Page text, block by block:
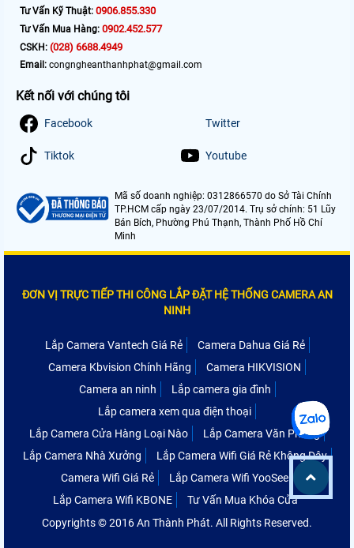
Tư Vấn Kỹ Thuật: 0906.855.330
Tư Vấn Mua Hàng: 0902.452.577
CSKH: (028) 6688.4949
Email: congngheanthanhphat@gmail.com
Kết nối với chúng tôi
Facebook Twitter
Tiktok Youtube
Mã số doanh nghiệp: 0312866570 do Sở Tài Chính
TP.HCM cấp ngày 23/07/2014. Trụ sở chính: 51 Lũy
Bán Bích, Phường Phú Thạnh, Thành Phố Hồ Chí
Minh
ĐƠN VỊ TRỰC TIẾP THI CÔNG LẮP ĐẶT HỆ THỐNG CAMERA AN
NINH
Lắp Camera Vantech Giá Rẻ
Camera Dahua Giá Rẻ
Camera Kbvision Chính Hãng
Camera HIKVISION
Camera an ninh
Lắp camera gia đình
Lắp camera xem qua điện thoại
Lắp Camera Cửa Hàng Loại Nào
Lắp Camera Văn Phòng
Lắp Camera Nhà Xưởng
Lắp Camera Wifi Giá Rẻ Không Dây
Camera Wifi Giá Rẻ
Lắp Camera Wifi YooSee
Lắp Camera Wifi KBONE
Tư Vấn Mua Khóa Cửa
Copyrights © 2016 An Thành Phát. All Rights Reserved.